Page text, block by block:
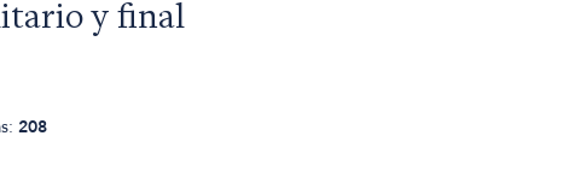
y final
208